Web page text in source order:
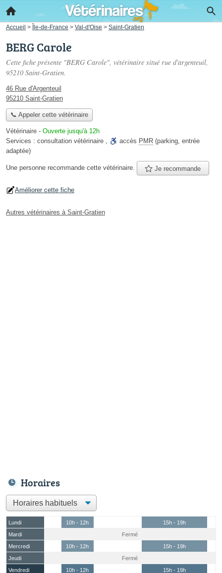
Accueil > Île-de-France > Val-d'Oise > Saint-Gratien
BERG Carole
Cette fiche présente "BERG Carole", vétérinaire situé rue d'argenteuil,
95210 Saint-Gratien.
46 Rue d'Argenteuil
95210 Saint-Gratien
📞 Appeler cette vétérinaire
Vétérinaire - Ouverte jusqu'à 12h
Services : consultation vétérinaire , accès PMR (parking, entrée
adaptée)
Une personne recommande cette vétérinaire. Je recommande
Améliorer cette fiche
Autres vétérinaires à Saint-Gratien
Horaires
Lundi 10h - 12h
15h - 19h
Mardi
Fermé
Mercredi
10h - 12h
15h - 19h
Jeudi
Fermé
Vendredi
10h - 12h
15h - 19h